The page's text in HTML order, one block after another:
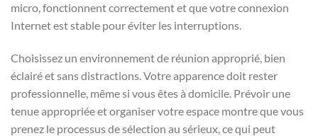
micro, fonctionnent correctement et que votre connexion
Internet est stable pour éviter les interruptions.
Choisissez un environnement de réunion approprié, bien
éclairé et sans distractions. Votre apparence doit rester
professionnelle, même si vous êtes à domicile. Prévoir une
tenue appropriée et organiser votre espace montre que vous
prenez le processus de sélection au sérieux, ce qui peut